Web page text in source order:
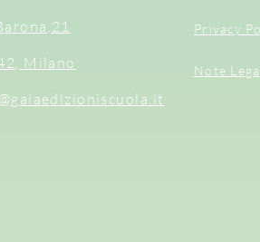
Milano
Privacy
Note